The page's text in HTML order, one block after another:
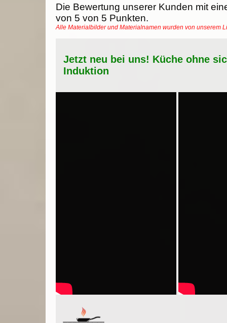
Die Bewertung unserer Kunden mit
von 5 von 5 Punkten.
Alle Materialbilder und Materialnamen wurden von unserem
Jetzt neu bei uns! Küche ohne
Induktion